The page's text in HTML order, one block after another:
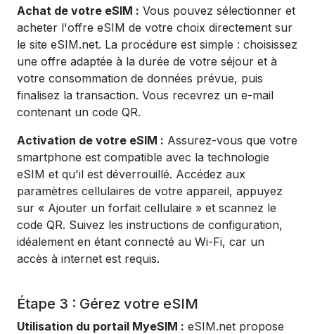
Achat de votre eSIM : Vous pouvez sélectionner et
acheter l'offre eSIM de votre choix directement sur
le site eSIM.net. La procédure est simple : choisissez
une offre adaptée à la durée de votre séjour et à
votre consommation de données prévue, puis
finalisez la transaction. Vous recevrez un e-mail
contenant un code QR.
Activation de votre eSIM : Assurez-vous que votre
smartphone est compatible avec la technologie
eSIM et qu'il est déverrouillé. Accédez aux
paramètres cellulaires de votre appareil, appuyez
sur « Ajouter un forfait cellulaire » et scannez le
code QR. Suivez les instructions de configuration,
idéalement en étant connecté au Wi-Fi, car un
accès à internet est requis.
Étape 3 : Gérez votre eSIM
Utilisation du portail MyeSIM : eSIM.net propose